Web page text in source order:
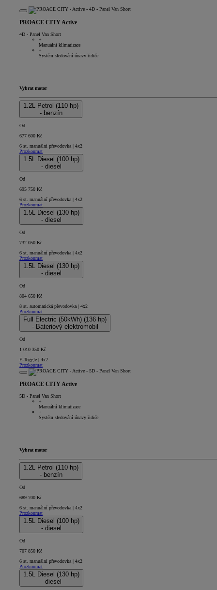
PROACE CITY Active
4D - Panel Van Short
+
Manuální klimatizace
+
Systém sledování únavy řidiče
Vybrat motor
1.2L Petrol (110 hp)
- benzín
Od
677 600 Kč
6 st. manuální převodovka | 4x2
Prozkoumat
1.5L Diesel (100 hp)
- diesel
Od
695 750 Kč
6 st. manuální převodovka | 4x2
Prozkoumat
1.5L Diesel (130 hp)
- diesel
Od
732 050 Kč
6 st. manuální převodovka | 4x2
Prozkoumat
1.5L Diesel (130 hp)
- diesel
Od
804 650 Kč
8 st. automatická převodovka | 4x2
Prozkoumat
Full Electric (50kWh) (136 hp)
- Bateriový elektromobil
Od
1 010 350 Kč
E-Toggle | 4x2
Prozkoumat
PROACE CITY Active
5D - Panel Van Short
+
Manuální klimatizace
+
Systém sledování únavy řidiče
Vybrat motor
1.2L Petrol (110 hp)
- benzín
Od
689 700 Kč
6 st. manuální převodovka | 4x2
Prozkoumat
1.5L Diesel (100 hp)
- diesel
Od
707 850 Kč
6 st. manuální převodovka | 4x2
Prozkoumat
1.5L Diesel (130 hp)
- diesel